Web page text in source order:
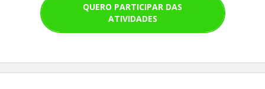
QUERO PARTICIPAR DAS
ATIVIDADES